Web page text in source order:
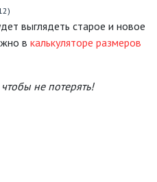
выглядеть старое и новое
в калькуляторе размеров
не потерять!